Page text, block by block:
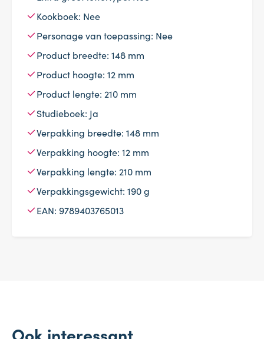
Kookboek: Nee
Personage van toepassing: Nee
Product breedte: 148 mm
Product hoogte: 12 mm
Product lengte: 210 mm
Studieboek: Ja
Verpakking breedte: 148 mm
Verpakking hoogte: 12 mm
Verpakking lengte: 210 mm
Verpakkingsgewicht: 190 g
EAN: 9789403765013